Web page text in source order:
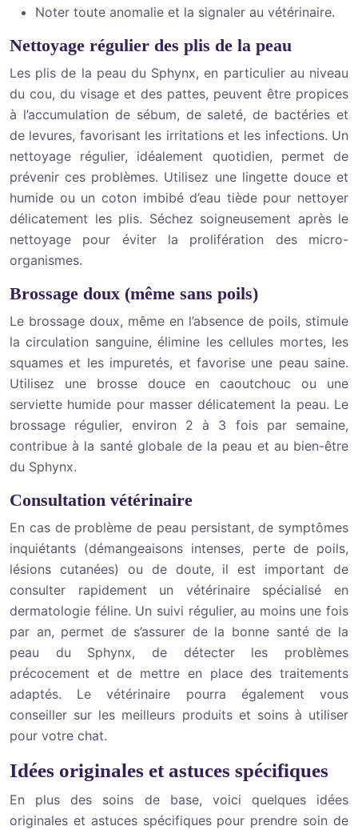
Noter toute anomalie et la signaler au vétérinaire.
Nettoyage régulier des plis de la peau
Les plis de la peau du Sphynx, en particulier au niveau
du cou, du visage et des pattes, peuvent être propices
à l’accumulation de sébum, de saleté, de bactéries et
de levures, favorisant les irritations et les infections. Un
nettoyage régulier, idéalement quotidien, permet de
prévenir ces problèmes. Utilisez une lingette douce et
humide ou un coton imbibé d’eau tiède pour nettoyer
délicatement les plis. Séchez soigneusement après le
nettoyage pour éviter la prolifération des micro-
organismes.
Brossage doux (même sans poils)
Le brossage doux, même en l’absence de poils, stimule
la circulation sanguine, élimine les cellules mortes, les
squames et les impuretés, et favorise une peau saine.
Utilisez une brosse douce en caoutchouc ou une
serviette humide pour masser délicatement la peau. Le
brossage régulier, environ 2 à 3 fois par semaine,
contribue à la santé globale de la peau et au bien-être
du Sphynx.
Consultation vétérinaire
En cas de problème de peau persistant, de symptômes
inquiétants (démangeaisons intenses, perte de poils,
lésions cutanées) ou de doute, il est important de
consulter rapidement un vétérinaire spécialisé en
dermatologie féline. Un suivi régulier, au moins une fois
par an, permet de s’assurer de la bonne santé de la
peau du Sphynx, de détecter les problèmes
précocement et de mettre en place des traitements
adaptés. Le vétérinaire pourra également vous
conseiller sur les meilleurs produits et soins à utiliser
pour votre chat.
Idées originales et astuces spécifiques
En plus des soins de base, voici quelques idées
originales et astuces spécifiques pour prendre soin de